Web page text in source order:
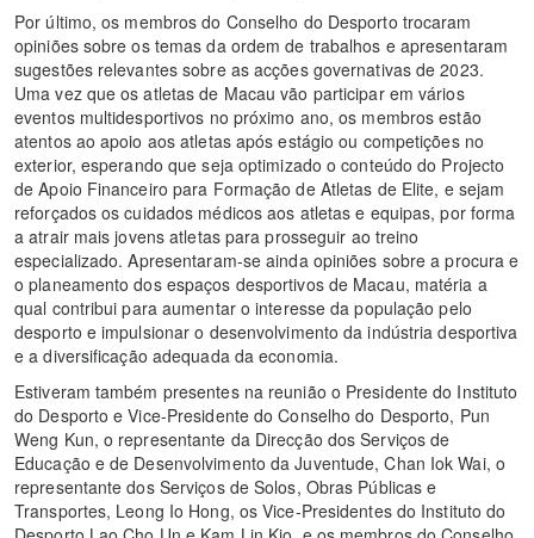
Por último, os membros do Conselho do Desporto trocaram
opiniões sobre os temas da ordem de trabalhos e apresentaram
sugestões relevantes sobre as acções governativas de 2023.
Uma vez que os atletas de Macau vão participar em vários
eventos multidesportivos no próximo ano, os membros estão
atentos ao apoio aos atletas após estágio ou competições no
exterior, esperando que seja optimizado o conteúdo do Projecto
de Apoio Financeiro para Formação de Atletas de Elite, e sejam
reforçados os cuidados médicos aos atletas e equipas, por forma
a atrair mais jovens atletas para prosseguir ao treino
especializado. Apresentaram-se ainda opiniões sobre a procura e
o planeamento dos espaços desportivos de Macau, matéria a
qual contribui para aumentar o interesse da população pelo
desporto e impulsionar o desenvolvimento da indústria desportiva
e a diversificação adequada da economia.
Estiveram também presentes na reunião o Presidente do Instituto
do Desporto e Vice-Presidente do Conselho do Desporto, Pun
Weng Kun, o representante da Direcção dos Serviços de
Educação e de Desenvolvimento da Juventude, Chan Iok Wai, o
representante dos Serviços de Solos, Obras Públicas e
Transportes, Leong Io Hong, os Vice-Presidentes do Instituto do